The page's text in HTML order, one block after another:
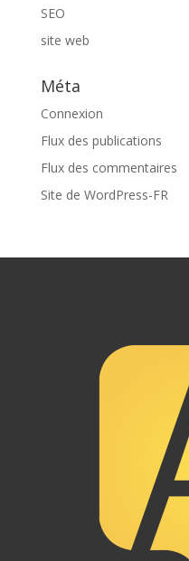
SEO
site web
Méta
Connexion
Flux des publications
Flux des commentaires
Site de WordPress-FR